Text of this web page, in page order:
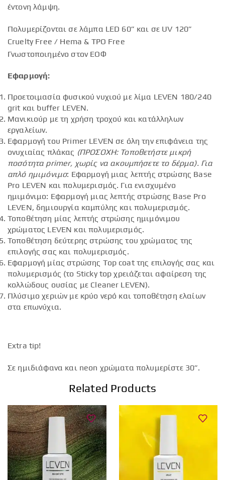
έντονη λάμψη.
Πολυμερίζονται σε λάμπα LED 60” και σε UV 120”
Cruelty Free / Hema & TPO Free
Γνωστοποιημένο στον ΕΟΦ
Εφαρμογή:
Προετοιμασία φυσικού νυχιού με λίμα LEVEN 180/240
grit και buffer LEVEN.
Μανικιούρ με τη χρήση τροχού και κατάλληλων
εργαλείων.
Εφαρμογή του Primer LEVEN σε όλη την επιφάνεια της
ονυχιαίας πλάκας (ΠΡΟΣΟΧΗ: Τοποθετήστε μικρή
ποσότητα primer, χωρίς να ακουμπήσετε το δέρμα).Για
απλό ημιμόνιμο: Εφαρμογή μιας λεπτής στρώσης Base
Pro LEVEN και πολυμερισμός. Για ενισχυμένο
ημιμόνιμο: Εφαρμογή μιας λεπτής στρώσης Base Pro
LEVEN, δημιουργία καμπύλης και πολυμερισμός.
Τοποθέτηση μίας λεπτής στρώσης ημιμόνιμου
χρώματος LEVEN και πολυμερισμός.
Τοποθέτηση δεύτερης στρώσης του χρώματος της
επιλογής σας και πολυμερισμός.
Εφαρμογή μίας στρώσης Top coat της επιλογής σας και
πολυμερισμός (το Sticky top χρειάζεται αφαίρεση της
κολλώδους ουσίας με Cleaner LEVEN).
Πλύσιμο χεριών με κρύο νερό και τοποθέτηση ελαίων
στα επωνύχια.
Extra tip!
Σε ημιδιάφανα και neon χρώματα πολυμερίστε 30”.
Related Products